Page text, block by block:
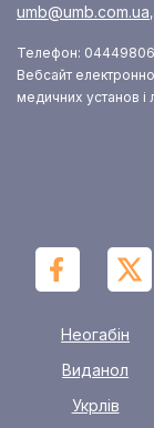
umb@umb.com.ua,
Телефон:
Вебсайт
медичних установ і
Неогабін
Виданол
Укрлів